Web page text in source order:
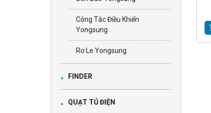
Công Tắc Điều Khiển
Yongsung
Rơ Le Yongsung
FINDER
QUẠT TỦ ĐIỆN